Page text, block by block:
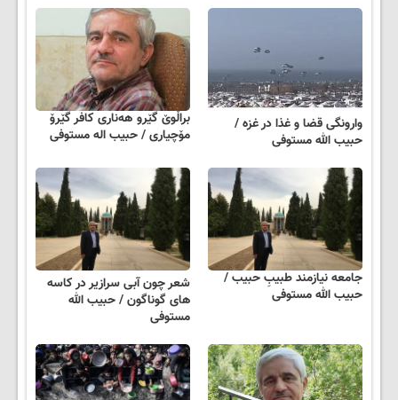
وارونگی قضا و غذا در غزه /
حبیب الله مستوفی
براڵوێ گێرو ھەناری کافر گێرۆ
مۆچیاری / حبیب اله مستوفی
جامعه نیازمند طبیبِ حبیب /
حبیب الله مستوفی
شعر چون آبی سرازیر در کاسه
های گوناگون / حبیب الله
مستوفی